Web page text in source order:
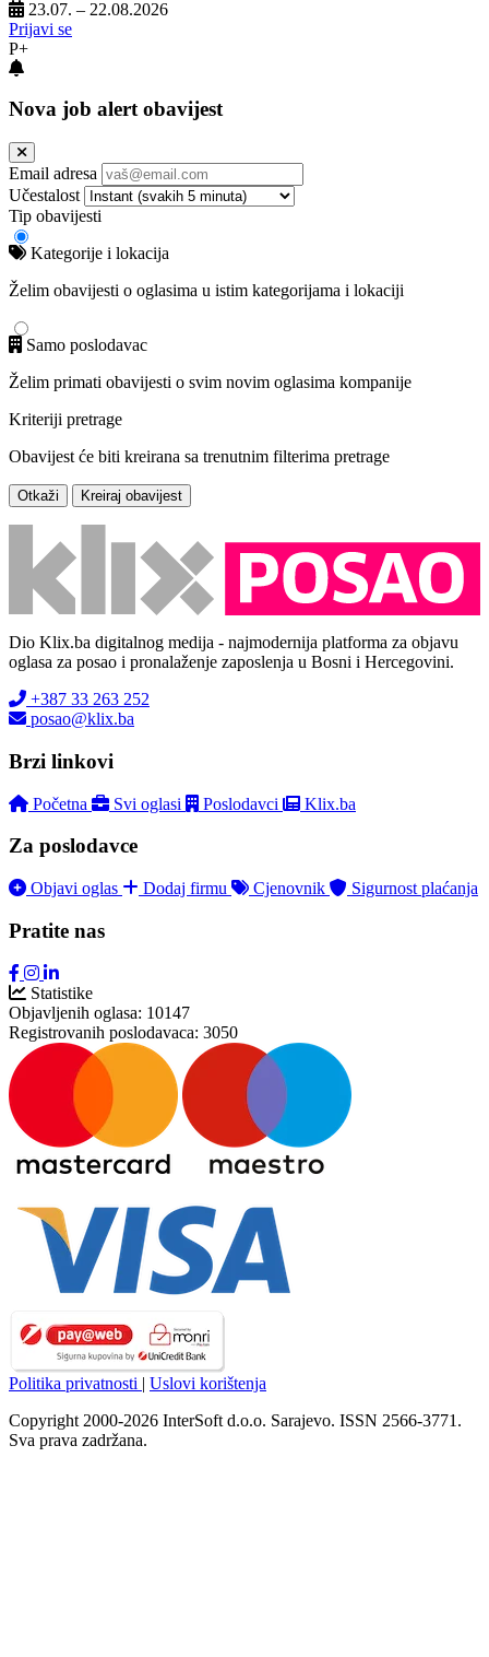
23.07. – 22.08.2026
Prijavi se
P+
Nova job alert obavijest
Email adresa
Učestalost
Tip obavijesti
Kategorije i lokacija
Želim obavijesti o oglasima u istim kategorijama i lokaciji
Samo poslodavac
Želim primati obavijesti o svim novim oglasima kompanije
Kriteriji pretrage
Obavijest će biti kreirana sa trenutnim filterima pretrage
Otkaži Kreiraj obavijest
Dio Klix.ba digitalnog medija - najmodernija platforma za objavu
oglasa za posao i pronalaženje zaposlenja u Bosni i Hercegovini.
+387 33 263 252
posao@klix.ba
Brzi linkovi
Početna Svi oglasi Poslodavci Klix.ba
Za poslodavce
Objavi oglas Dodaj firmu Cjenovnik Sigurnost plaćanja
Pratite nas
Statistike
Objavljenih oglasa: 10147
Registrovanih poslodavaca: 3050
Politika privatnosti | Uslovi korištenja
Copyright 2000-2026 InterSoft d.o.o. Sarajevo. ISSN 2566-3771.
Sva prava zadržana.